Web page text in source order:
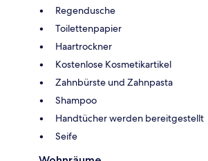
Regendusche
Toilettenpapier
Haartrockner
Kostenlose Kosmetikartikel
Zahnbürste und Zahnpasta
Shampoo
Handtücher werden bereitgestellt
Seife